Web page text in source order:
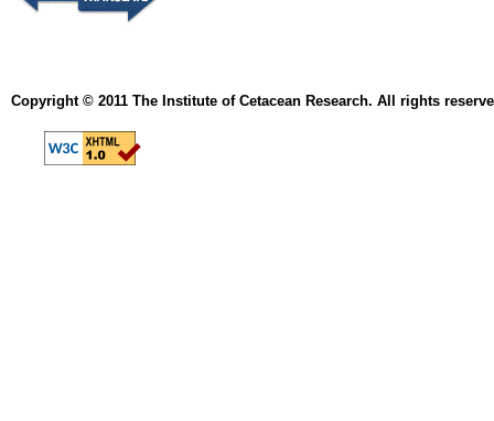
Copyright © 2011 The Institute of Cetacean Research. All rights